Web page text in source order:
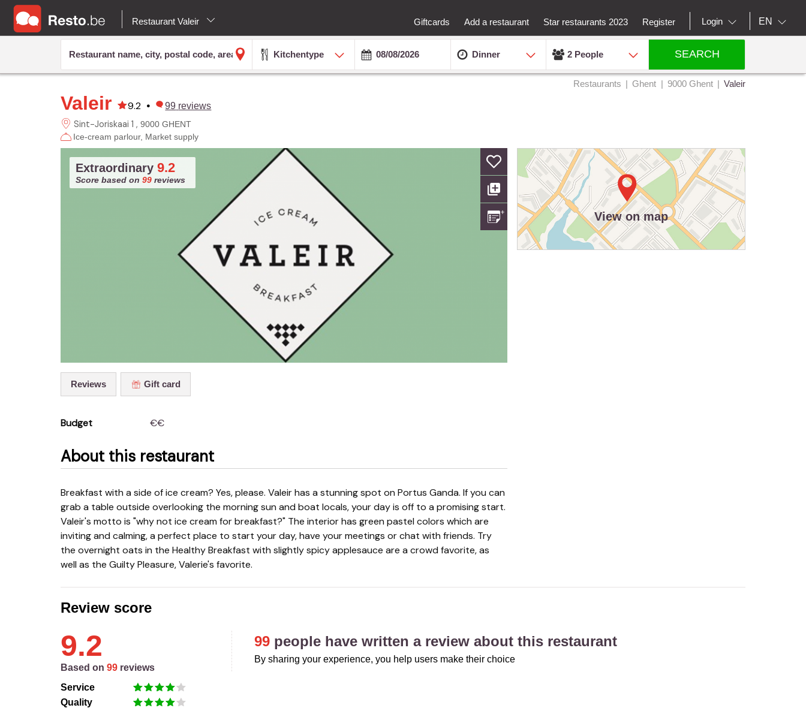
Restaurant Valeir Giftcards Add a restaurant Star restaurants 2023 Register Login EN
Kitchentype Dinner 2 People SEARCH
Restaurants Ghent 9000 Ghent Valeir
Valeir 9.2 • 99 reviews
Sint-Joriskaai 1
9000 GHENT
Ice-cream parlour Market supply
Extraordinary 9.2
Score based on 99 reviews
Reviews Gift card
Budget €€
About this restaurant
Breakfast with a side of ice cream? Yes, please. Valeir has a stunning spot on Portus Ganda. If you can
grab a table outside overlooking the morning sun and boat locals, your day is off to a promising start.
Valeir's motto is "why not ice cream for breakfast?" The interior has green pastel colors which are
inviting and calming, a perfect place to start your day, have your meetings or chat with friends. Try
the overnight oats in the Healthy Breakfast with slightly spicy applesauce are a crowd favorite, as
well as the Guilty Pleasure, Valerie's favorite.
View on map
Review score
9.2
Based on 99 reviews
Service
Quality
99 people have written a review about this restaurant
By sharing your experience, you help users make their choice